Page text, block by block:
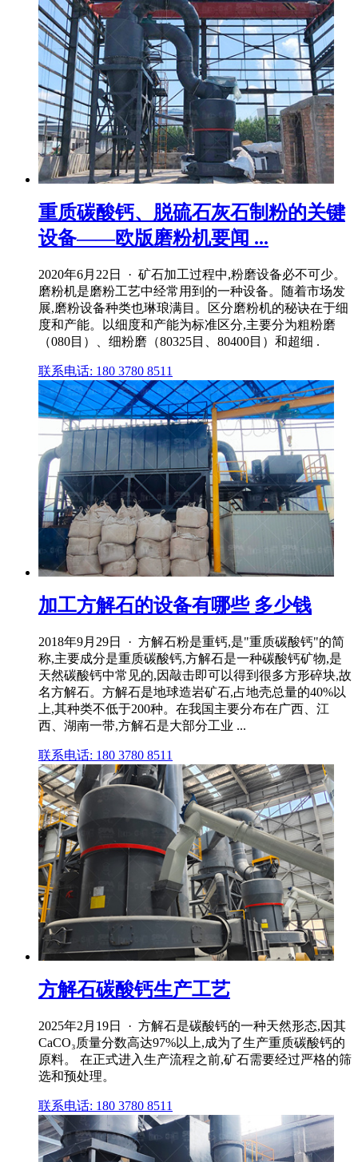
重质碳酸钙、脱硫石灰石制粉的关键
设备——欧版磨粉机要闻 ...
2020年6月22日 · 矿石加工过程中,粉磨设备必不可少。
磨粉机是磨粉工艺中经常用到的一种设备。随着市场发
展,磨粉设备种类也琳琅满目。区分磨粉机的秘诀在于细
度和产能。以细度和产能为标准区分,主要分为粗粉磨
（080目）、细粉磨（80325目、80400目）和超细 .
联系电话: 180 3780 8511
加工方解石的设备有哪些 多少钱
2018年9月29日 · 方解石粉是重钙,是"重质碳酸钙"的简
称,主要成分是重质碳酸钙,方解石是一种碳酸钙矿物,是
天然碳酸钙中常见的,因敲击即可以得到很多方形碎块,故
名方解石。方解石是地球造岩矿石,占地壳总量的40%以
上,其种类不低于200种。在我国主要分布在广西、江
西、湖南一带,方解石是大部分工业 ...
联系电话: 180 3780 8511
方解石碳酸钙生产工艺
2025年2月19日 · 方解石是碳酸钙的一种天然形态,因其
CaCO₃质量分数高达97%以上,成为了生产重质碳酸钙的
原料。 在正式进入生产流程之前,矿石需要经过严格的筛
选和预处理。
联系电话: 180 3780 8511